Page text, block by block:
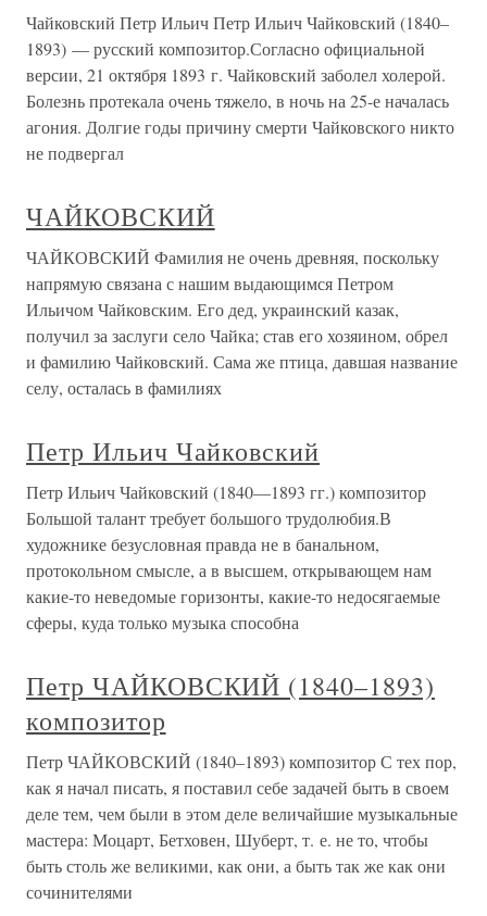
Чайковский Петр Ильич Петр Ильич Чайковский (1840–
1893) — русский композитор.Согласно официальной
версии, 21 октября 1893 г. Чайковский заболел холерой.
Болезнь протекала очень тяжело, в ночь на 25-е началась
агония. Долгие годы причину смерти Чайковского никто
не подвергал
ЧАЙКОВСКИЙ
ЧАЙКОВСКИЙ Фамилия не очень древняя, поскольку
напрямую связана с нашим выдающимся Петром
Ильичом Чайковским. Его дед, украинский казак,
получил за заслуги село Чайка; став его хозяином, обрел
и фамилию Чайковский. Сама же птица, давшая название
селу, осталась в фамилиях
Петр Ильич Чайковский
Петр Ильич Чайковский (1840—1893 гг.) композитор
Большой талант требует большого трудолюбия.В
художнике безусловная правда не в банальном,
протокольном смысле, а в высшем, открывающем нам
какие-то неведомые горизонты, какие-то недосягаемые
сферы, куда только музыка способна
Петр ЧАЙКОВСКИЙ (1840–1893)
композитор
Петр ЧАЙКОВСКИЙ (1840–1893) композитор С тех пор,
как я начал писать, я поставил себе задачей быть в своем
деле тем, чем были в этом деле величайшие музыкальные
мастера: Моцарт, Бетховен, Шуберт, т. е. не то, чтобы
быть столь же великими, как они, а быть так же как они
сочинителями